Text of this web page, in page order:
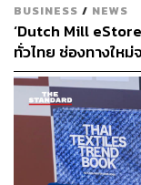
เลอทัด ศุภดิลก
ฉายภาพการเติบโต
ประเทศไทย บน
มั่นใจในยุค Social
นับตั้งแต่เปิดให้บริ
BUSINESS / NEWS
‘Dutch Mill
ทั่วไทย ช่องทางให
ประเทศ ส่งไว สั่งก่
เย็นตรงจากโรงง